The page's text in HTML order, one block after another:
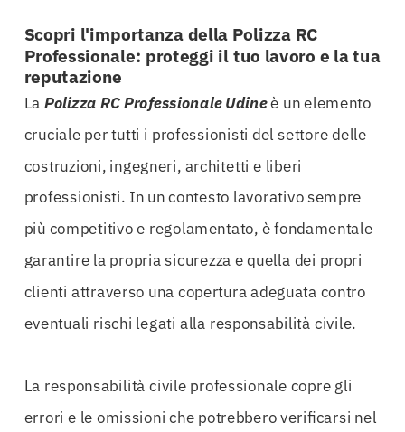
Scopri l'importanza della Polizza RC
Professionale: proteggi il tuo lavoro e la tua
reputazione
La Polizza RC Professionale Udineè un elemento
cruciale per tutti i professionisti del settore delle
costruzioni, ingegneri, architetti e liberi
professionisti. In un contesto lavorativo sempre
più competitivo e regolamentato, è fondamentale
garantire la propria sicurezza e quella dei propri
clienti attraverso una copertura adeguata contro
eventuali rischi legati alla responsabilità civile.
La responsabilità civile professionale copre gli
errori e le omissioni che potrebbero verificarsi nel